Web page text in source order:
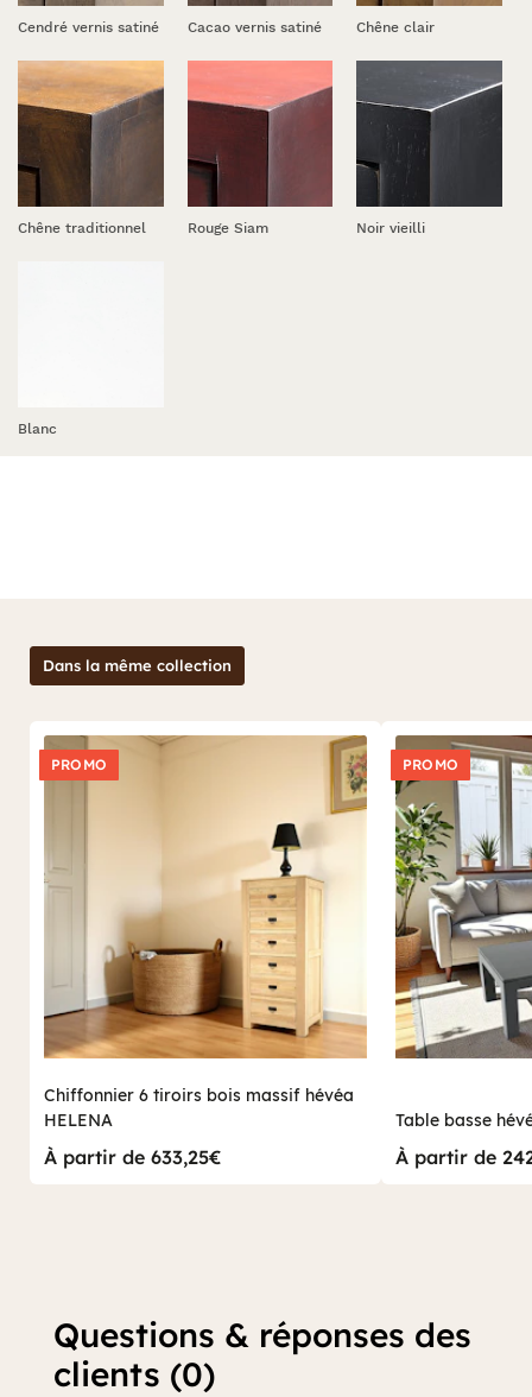
Cendré vernis satiné Cacao vernis satiné Chêne clair
Chêne traditionnel Rouge Siam Noir vieilli
Blanc
Dans la même collection
PROMO
Chiffonnier 6 tiroirs bois massif hévéa
HELENA
À partir de 633,25€
PROMO
Table basse
À partir de
Questions & réponses des
clients (0)